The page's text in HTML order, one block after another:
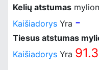
Kelių atstumas
Kaišiadorys Yra -
Tiesus atstumas
Kaišiadorys Yra 91.3